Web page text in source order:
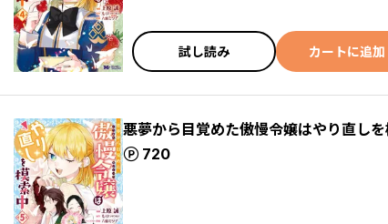
試し読み カートに追加
悪夢から目覚めた傲慢令嬢はやり直し
720
ポイント